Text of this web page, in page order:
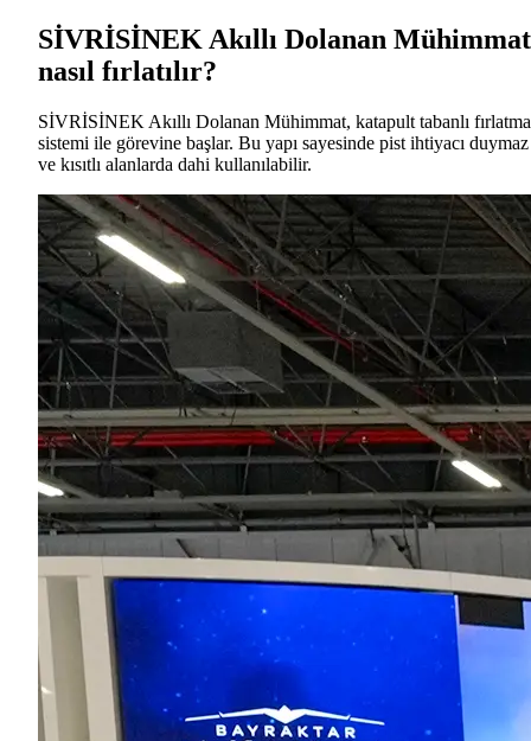
SİVRİSİNEK Akıllı Dolanan Mühimmat
nasıl fırlatılır?
SİVRİSİNEK Akıllı Dolanan Mühimmat, katapult tabanlı fırlatma
sistemi ile görevine başlar. Bu yapı sayesinde pist ihtiyacı duymaz
ve kısıtlı alanlarda dahi kullanılabilir.